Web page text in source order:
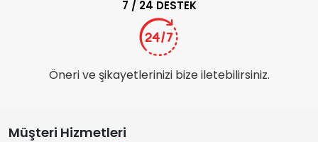
7 / 24 DESTEK
Öneri ve şikayetlerinizi bize iletebilirsiniz.
Müşteri Hizmetleri